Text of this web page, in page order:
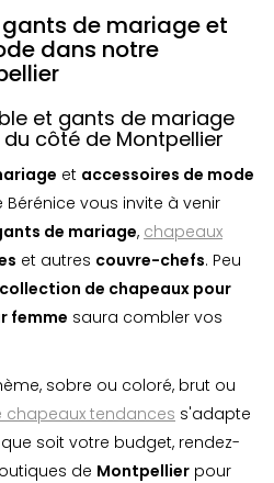
de mariage et
dans notre
et gants de mariage
côté de Montpellier
et accessoires de mode
Bérénice vous invite à venir
de mariage, chapeaux
s et autres couvre-chefs. Peu
collection de chapeaux pour
femme saura combler vos
sobre ou coloré, brut ou
chapeaux tendances s'adapte
soit votre budget, rendez-
de Montpellier pour